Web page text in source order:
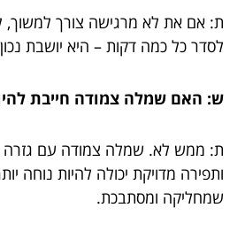
ת: אם את לא מרגישה צורך למשוך,
לסדר כל כמה דקות – היא יושבת
ש: האם שמלה צמודה חייבת
ת: ממש לא. שמלה צמודה עם גזרה
ותפירה מדויקת יכולה להיות נוחה
שמחליקה ומסתבכת.